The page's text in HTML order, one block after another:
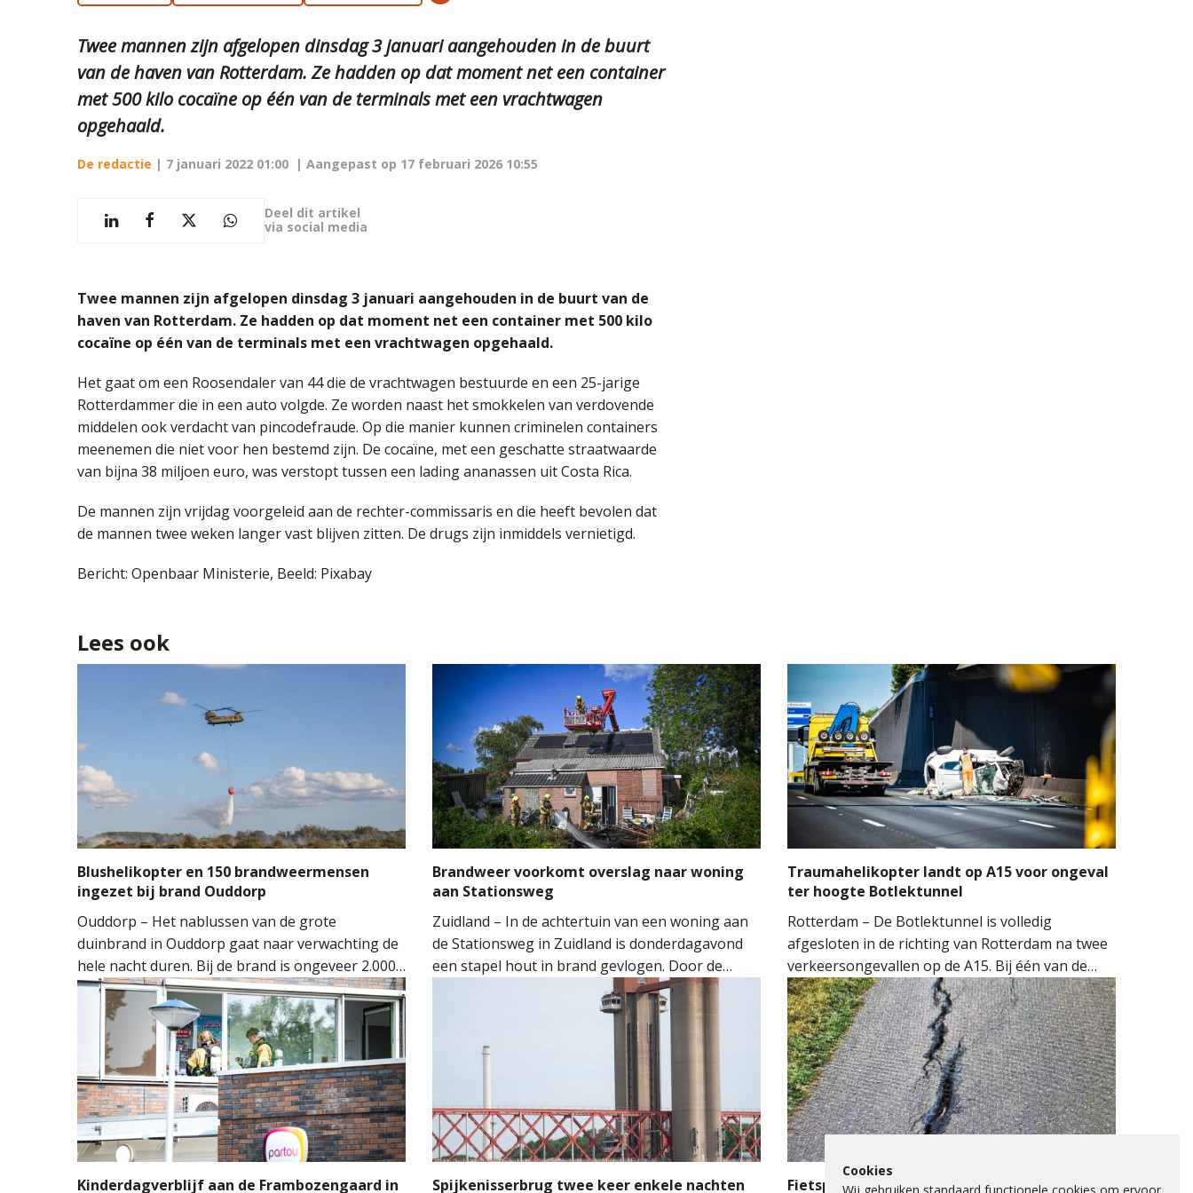
Twee mannen zijn afgelopen dinsdag 3 januari aangehouden in de buurt
van de haven van Rotterdam. Ze hadden op dat moment net een container
met 500 kilo cocaïne op één van de terminals met een vrachtwagen
opgehaald.
De redactie | 7 januari 2022 01:00 | Aangepast op 17 februari 2026 10:55
Deel dit artikel
via social media
Twee mannen zijn afgelopen dinsdag 3 januari aangehouden in de buurt van de
haven van Rotterdam. Ze hadden op dat moment net een container met 500 kilo
cocaïne op één van de terminals met een vrachtwagen opgehaald.
Het gaat om een Roosendaler van 44 die de vrachtwagen bestuurde en een 25-jarige
Rotterdammer die in een auto volgde. Ze worden naast het smokkelen van verdovende
middelen ook verdacht van pincodefraude. Op die manier kunnen criminelen containers
meenemen die niet voor hen bestemd zijn. De cocaïne, met een geschatte straatwaarde
van bijna 38 miljoen euro, was verstopt tussen een lading ananassen uit Costa Rica.
De mannen zijn vrijdag voorgeleid aan de rechter-commissaris en die heeft bevolen dat
de mannen twee weken langer vast blijven zitten. De drugs zijn inmiddels vernietigd.
Bericht: Openbaar Ministerie, Beeld: Pixabay
Lees ook
Blushelikopter en 150 brandweermensen
ingezet bij brand Ouddorp
Ouddorp – Het nablussen van de grote
duinbrand in Ouddorp gaat naar verwachting de
hele nacht duren. Bij de brand is ongeveer 2.000
vierkante meter natuur verloren gegaan. De
brand ontstond rond 14.00 uur, waarna de
brandweer groots opschaalde. Tientallen
brandweervoertuigen en ongeveer 150
brandweermensen werden ingezet om het vuur
onder controle te krijgen.
Brandweer voorkomt overslag naar woning
aan Stationsweg
Zuidland – In de achtertuin van een woning aan
de Stationsweg in Zuidland is donderdagavond
een stapel hout in brand gevlogen. Door de
snelle inzet van de brandweer kon worden
voorkomen dat het vuur oversloeg naar de
Traumahelikopter landt op A15 voor ongeval
ter hoogte Botlektunnel
Rotterdam – De Botlektunnel is volledig
afgesloten in de richting van Rotterdam na twee
verkeersongevallen op de A15. Bij één van de
ongevallen sloeg een auto over de kop.
Hulpdiensten kwamen massaal ter plaatse.
Meerdere ambulances, de brandweer en het
Mobiel Medisch Team (MMT) werden ingezet. De
traumahelikopter landde op de snelweg om
medische assistentie te verlenen.
Kinderdagverblijf aan de Frambozengaard in Spijkenisserbrug twee keer enkele nachten Fietspad Lange Schenkeldijk afgesloten
Cookies